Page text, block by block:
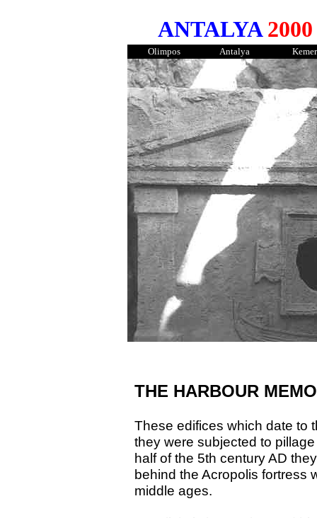
ANTALYA 2000
Olimpos Antalya Kemer
THE HARBOUR
These edifices which date to
they were subjected to
half of the 5th century AD
behind the Acropolis fortress
middle ages.